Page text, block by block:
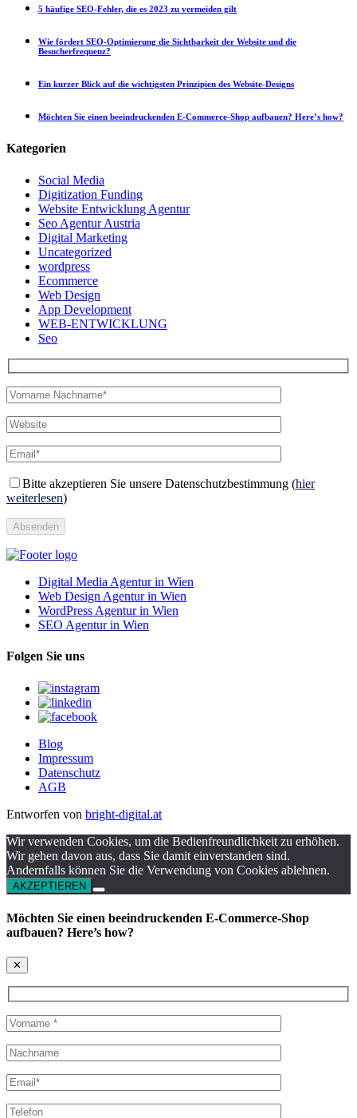
5 häufige SEO-Fehler, die es 2023 zu vermeiden gilt
Wie fördert SEO-Optimierung die Sichtbarkeit der Website und die
Besucherfrequenz?
Ein kurzer Blick auf die wichtigsten Prinzipien des Website-Designs
Möchten Sie einen beeindruckenden E-Commerce-Shop aufbauen? Here’s how?
Kategorien
Social Media
Digitization Funding
Website Entwicklung Agentur
Seo Agentur Austria
Digital Marketing
Uncategorized
wordpress
Ecommerce
Web Design
App Development
WEB-ENTWICKLUNG
Seo
Bitte akzeptieren Sie unsere Datenschutzbestimmung (hier
weiterlesen)
Absenden
Digital Media Agentur in Wien
Web Design Agentur in Wien
WordPress Agentur in Wien
SEO Agentur in Wien
Folgen Sie uns
Blog
Impressum
Datenschutz
AGB
Entworfen von bright-digital.at
Wir verwenden Cookies, um die Bedienfreundlichkeit zu erhöhen.
Wir gehen davon aus, dass Sie damit einverstanden sind.
Andernfalls können Sie die Verwendung von Cookies ablehnen.
AKZEPTIEREN
Möchten Sie einen beeindruckenden E-Commerce-Shop
aufbauen? Here’s how?
✕